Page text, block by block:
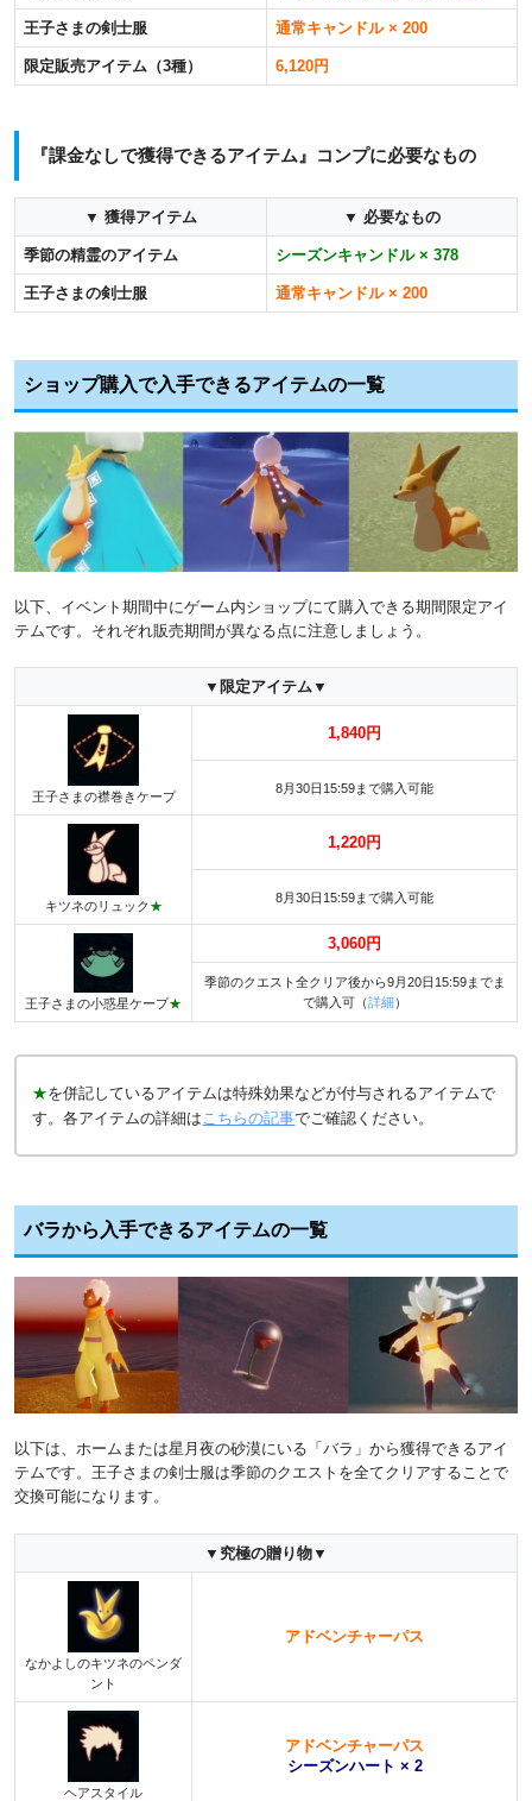
王子さまの剣士服 通常キャンドル × 200
限定販売アイテム（3種） 6,120円
『課金なしで獲得できるアイテム』コンプに必要なもの
▼ 獲得アイテム ▼ 必要なもの
季節の精霊のアイテム シーズンキャンドル × 378
王子さまの剣士服 通常キャンドル × 200
ショップ購入で入手できるアイテムの一覧
以下、イベント期間中にゲーム内ショップにて購入できる期間限定アイ
テムです。それぞれ販売期間が異なる点に注意しましょう。
▼限定アイテム▼
王子さまの襟巻きケープ
1,840円
8月30日15:59まで購入可能
キツネのリュック ★
1,220円
8月30日15:59まで購入可能
王子さまの小惑星ケープ★
3,060円
季節のクエスト全クリア後から9月20日15:59までま
で購入可（詳細）
★を併記しているアイテムは特殊効果などが付与されるアイテムで
す。各アイテムの詳細はこちらの記事でご確認ください。
バラから入手できるアイテムの一覧
以下は、ホームまたは星月夜の砂漠にいる「バラ」から獲得できるアイ
テムです。王子さまの剣士服は季節のクエストを全てクリアすることで
交換可能になります。
▼究極の贈り物▼
なかよしのキツネのペンダ
ント
アドベンチャーパス
ヘアスタイル
アドベンチャーパス
シーズンハート × 2